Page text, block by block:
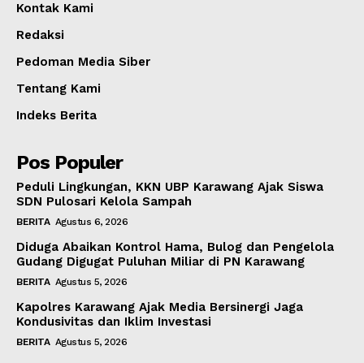
Kontak Kami
Redaksi
Pedoman Media Siber
Tentang Kami
Indeks Berita
Pos Populer
Peduli Lingkungan, KKN UBP Karawang Ajak Siswa
SDN Pulosari Kelola Sampah
BERITA Agustus 6, 2026
Diduga Abaikan Kontrol Hama, Bulog dan Pengelola
Gudang Digugat Puluhan Miliar di PN Karawang
BERITA Agustus 5, 2026
Kapolres Karawang Ajak Media Bersinergi Jaga
Kondusivitas dan Iklim Investasi
BERITA Agustus 5, 2026